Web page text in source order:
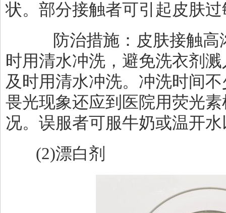
状。部分接触者可引起皮肤
防治措施：皮肤接触高
时用清水冲洗，避免洗衣剂
及时用清水冲洗。冲洗时间
畏光现象还应到医院用荧光
况。误服者可服牛奶或温开
(2)漂白剂